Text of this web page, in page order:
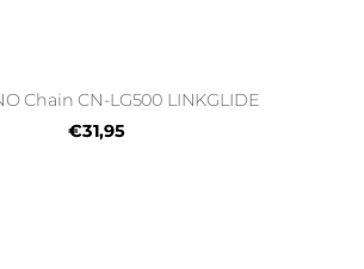
Chain CN-LG500 LINKGLIDE
€31,95